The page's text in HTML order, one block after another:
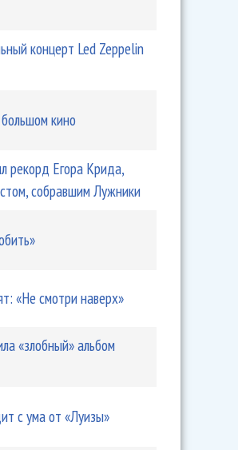
концерт Led Zeppelin
кино
рекорд Егора Крида,
собравшим Лужники
«Не смотри наверх»
«злобный» альбом
с ума от «Луизы»